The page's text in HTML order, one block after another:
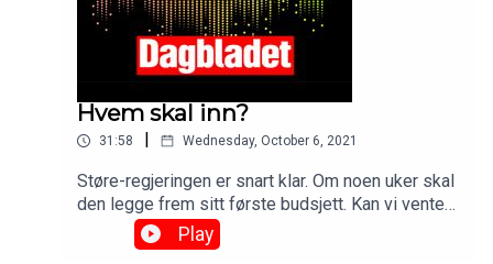
Hvem skal inn?
31:58 Wednesday, October 6, 2021
Støre-regjeringen er snart klar. Om noen uker skal
den legge frem sitt første budsjett. Kan vi vente
store endringer allerede i høst? Og var Anniken
Huitfeldt utsatt for en drittpakke?See
Play